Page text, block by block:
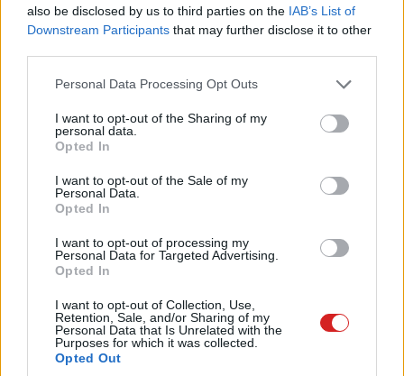
also be disclosed by us to third parties on the IAB’s List of
Downstream Participants that may further disclose it to other
Please note that this website/app uses one or more Google
not limited to your visit or usage behaviour. You may click to
grant or deny consent to Google and its third-party tags to
use your data for below specified purposes in below Google
consent section.
Personal Data Processing Opt Outs
I want to opt-out of the Sharing of my
personal data.
Opted In
I want to opt-out of the Sale of my
Personal Data.
Opted In
I want to opt-out of processing my
Personal Data for Targeted Advertising.
Opted In
I want to opt-out of Collection, Use,
Retention, Sale, and/or Sharing of my
Personal Data that Is Unrelated with the
Purposes for which it was collected.
Opted Out
nemrég a DDR5-memóriákat, de azért csak beérett a
technológia. Az árhelyzet miatt azonban teljesen más életgörbe
rajzolódik ki, ami a következő szabvány érkezését is erősen
Ebbe a logikába illeszkedik az is, hogy DDR4-nél a
DDR5-nél 1,1 V (kivéve a tuningmodulokat), a gyakorlati
különbséget viszont nem ez a tized volt adja, hanem a
tápellátás kezelésének részleges "decentralizálása". A
DDR5-ös modulokon jellemzően megjelenik a PMIC
(Power Management IC), amely a lapkán belül alakítja és
stabilizálja a memória számára szükséges